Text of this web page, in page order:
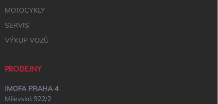
MOTOCYKLY
SERVIS
VÝKUP VOZŮ
PRODEJNY
IMOFA PRAHA 4
Milevská 922/2